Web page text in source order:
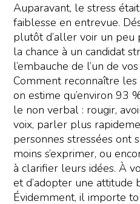
Auparavant, le stress
faiblesse en entrevue.
plutôt d’aller voir un peu
la chance à un candidat
l’embauche de l’un de
Comment reconnaître les
on estime qu’environ 93
le non verbal : rougir,
voix, parler plus
personnes stressées ont
moins s’exprimer, ou
à clarifier leurs idées. À
et d’adopter une attitude
Évidemment, il importe